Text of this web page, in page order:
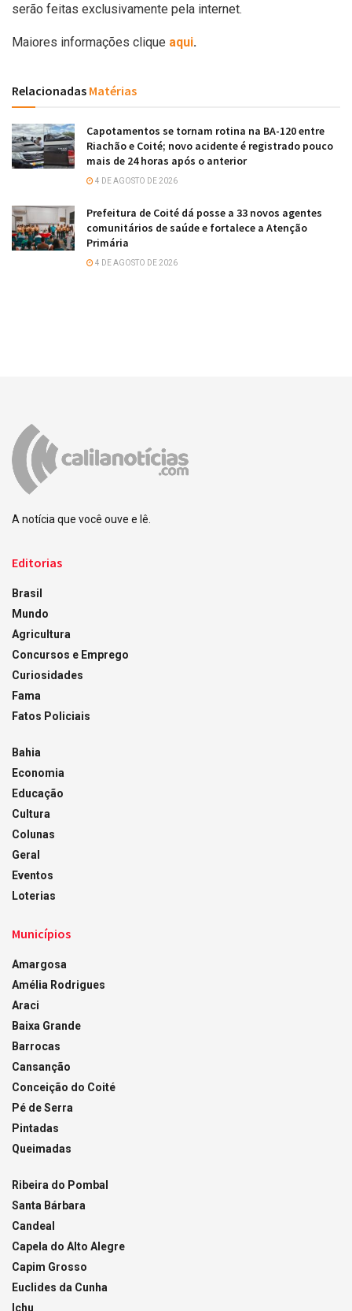
serão feitas exclusivamente pela internet.
Maiores informações clique aqui.
Relacionadas Matérias
Capotamentos se tornam rotina na BA-120 entre
Riachão e Coité; novo acidente é registrado pouco
mais de 24 horas após o anterior
4 DE AGOSTO DE 2026
Prefeitura de Coité dá posse a 33 novos agentes
comunitários de saúde e fortalece a Atenção
Primária
4 DE AGOSTO DE 2026
A notícia que você ouve e lê.
Editorias
Brasil
Mundo
Agricultura
Concursos e Emprego
Curiosidades
Fama
Fatos Policiais
Bahia
Economia
Educação
Cultura
Colunas
Geral
Eventos
Loterias
Municípios
Amargosa
Amélia Rodrigues
Araci
Baixa Grande
Barrocas
Cansanção
Conceição do Coité
Pé de Serra
Pintadas
Queimadas
Ribeira do Pombal
Santa Bárbara
Candeal
Capela do Alto Alegre
Capim Grosso
Euclides da Cunha
Ichu